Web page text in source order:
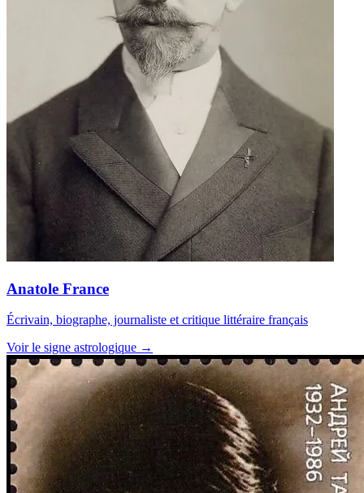
Anatole France
Écrivain, biographe, journaliste et critique littéraire français
Voir le signe astrologique →